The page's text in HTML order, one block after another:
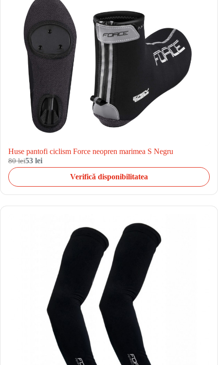
Huse pantofi ciclism Force neopren marimea S Negru
80 lei53 lei
Verifică disponibilitatea